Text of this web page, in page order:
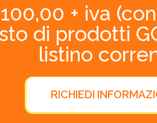
+ iva
di prodotti
listino
RICHIEDI